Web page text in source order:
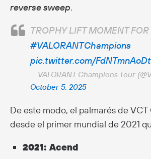
reverse sweep.
TROPHY LIFT MOMENT FOR
#VALORANTChampions
pic.twitter.com/FdNTmnAoDt
— VALORANT Champions Tour
October 5, 2025
De este modo, el palmarés de
desde el primer mundial de 2021
2021: Acend